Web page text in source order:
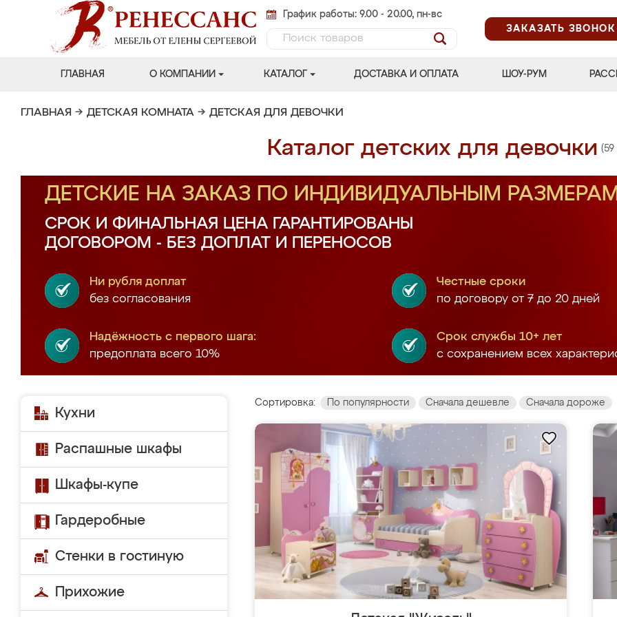
График работы: 9.00 - 20.00, пн-вс
ЗАКАЗАТЬ ЗВОНОК
ГЛАВНАЯ О КОМПАНИИ КАТАЛОГ ДОСТАВКА И ОПЛАТА ШОУ-РУМ
ГЛАВНАЯ → ДЕТСКАЯ КОМНАТА → ДЕТСКАЯ ДЛЯ ДЕВОЧКИ
Каталог детских для девочки (59
ДЕТСКИЕ НА ЗАКАЗ ПО ИНДИВИДУАЛЬНЫМ
СРОК И ФИНАЛЬНАЯ ЦЕНА ГАРАНТИРОВАНЫ
ДОГОВОРОМ - БЕЗ ДОПЛАТ И ПЕРЕНОСОВ
Ни рубля доплат
без согласования
Честные сроки
по договору от 7 до 20 дней
Надёжность с первого шага:
предоплата всего 10%
Срок службы 10+ лет
с сохранением всех
Кухни
Распашные шкафы
Шкафы-купе
Гардеробные
Стенки в гостиную
Прихожие
Сортировка: По популярности Сначала дешевле Сначала дороже